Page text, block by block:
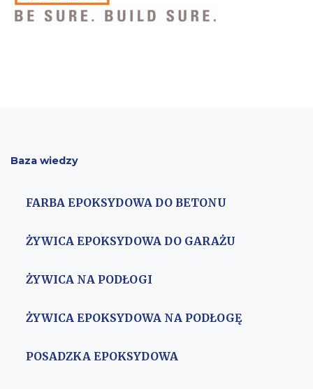
Baza wiedzy
FARBA EPOKSYDOWA DO BETONU
ŻYWICA EPOKSYDOWA DO GARAŻU
ŻYWICA NA PODŁOGI
ŻYWICA EPOKSYDOWA NA PODŁOGĘ
POSADZKA EPOKSYDOWA